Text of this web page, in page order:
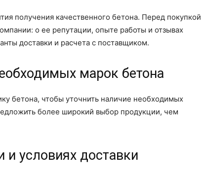
получения качественного бетона. Перед покупкой
о ее репутации, опыте работы и отзывах
доставки и расчета с поставщиком.
марок бетона
бетона, чтобы уточнить наличие необходимых
более широкий выбор продукции, чем
и условиях доставки